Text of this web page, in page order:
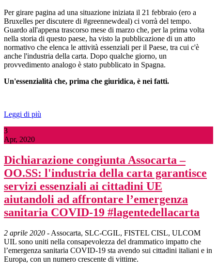
Per girare pagina ad una situazione iniziata il 21 febbraio (ero a
Bruxelles per discutere di #greennewdeal) ci vorrà del tempo.
Guardo all'appena trascorso mese di marzo che, per la prima volta
nella storia di questo paese, ha visto la pubblicazione di un atto
normativo che elenca le attività essenziali per il Paese, tra cui c'è
anche l'industria della carta. Dopo qualche giorno, un
provvedimento analogo è stato pubblicato in Spagna.
Un'essenzialità che, prima che giuridica, è nei fatti.
Leggi di più
3
Apr, 2020
Dichiarazione congiunta Assocarta –
OO.SS: l'industria della carta garantisce
servizi essenziali ai cittadini UE
aiutandoli ad affrontare l’emergenza
sanitaria COVID-19 #lagentedellacarta
2 aprile 2020 - Assocarta, SLC-CGIL, FISTEL CISL, ULCOM
UIL sono uniti nella consapevolezza del drammatico impatto che
l’emergenza sanitaria COVID-19 sta avendo sui cittadini italiani e in
Europa, con un numero crescente di vittime.